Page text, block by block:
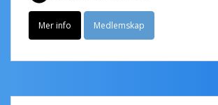
Mer info Medlemskap